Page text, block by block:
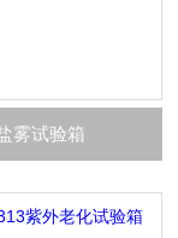
雾试验箱